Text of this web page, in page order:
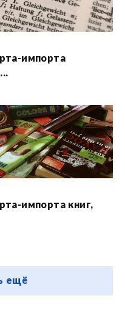
импорта
импорта книг,
ещё